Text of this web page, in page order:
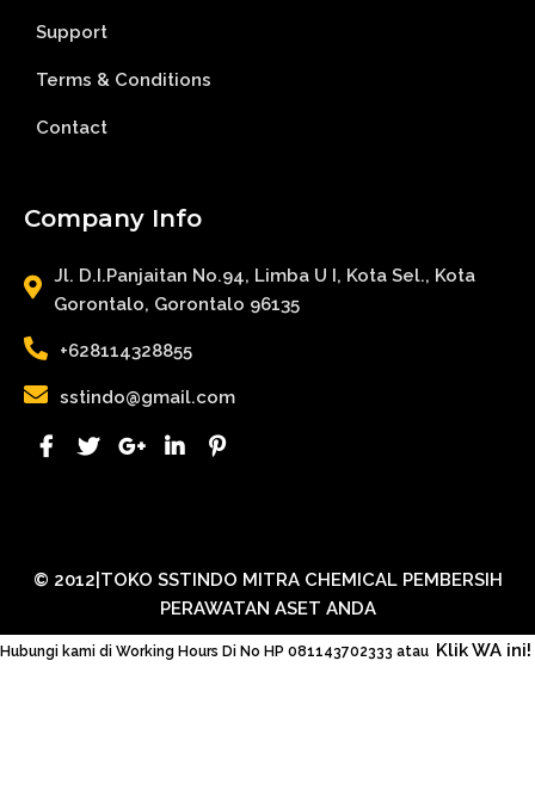
Support
Terms & Conditions
Contact
Company Info
Jl. D.I.Panjaitan No.94, Limba U I, Kota Sel., Kota
Gorontalo, Gorontalo 96135
+628114328855
sstindo@gmail.com
© 2012|TOKO SSTINDO MITRA CHEMICAL PEMBERSIH
PERAWATAN ASET ANDA
Hubungi kami di Working Hours Di No HP 081143702333 atau Klik WA ini!